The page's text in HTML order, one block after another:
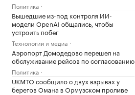
Политика
Вышедшие из-под контроля ИИ-
модели OpenAI общались, чтобы
устроить побег
Технологии и медиа
Аэропорт Домодедово перешел на
обслуживание рейсов по согласованию
Политика
UKMTO сообщило о двух взрывах у
берегов Омана в Ормузском проливе